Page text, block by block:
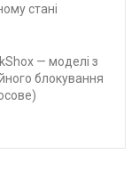
стані
— моделі з
блокування